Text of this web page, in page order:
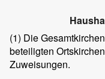
(1) Die
beteiligten
Zuweisungen.